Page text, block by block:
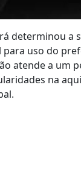
determinou
para uso do
atende a um
na